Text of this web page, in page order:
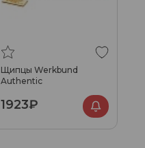
Щипцы Werkbund
Authentic
1923₽